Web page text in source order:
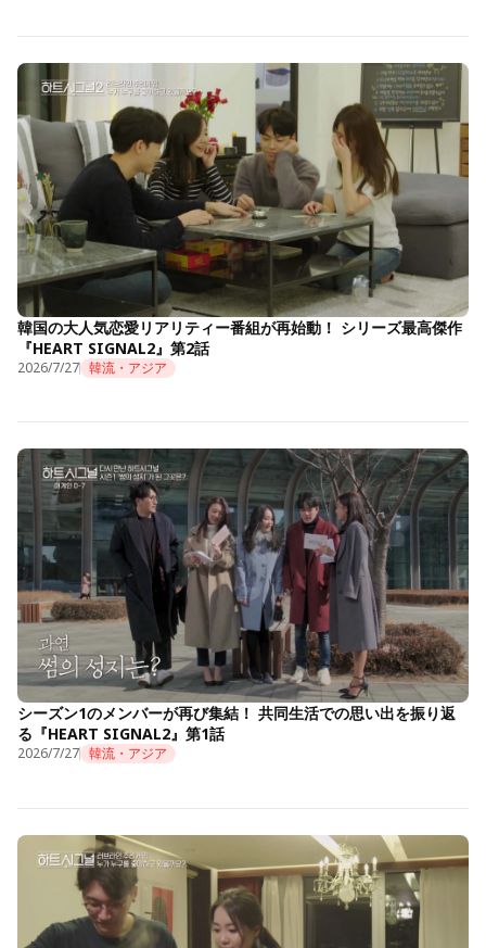
韓国の大人気恋愛リアリティー番組が再始動！ シリーズ最高傑作
『HEART SIGNAL2』第2話
2026/7/27 韓流・アジア
シーズン1のメンバーが再び集結！ 共同生活での思い出を振り返
る『HEART SIGNAL2』第1話
2026/7/27 韓流・アジア